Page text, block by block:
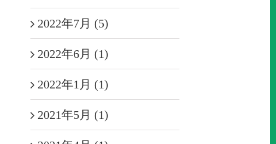
2022年7月 (5)
2022年6月 (1)
2022年1月 (1)
2021年5月 (1)